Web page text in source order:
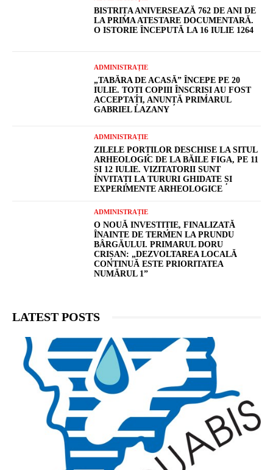
BISTRIȚA ANIVERSEAZĂ 762 DE ANI DE
LA PRIMA ATESTARE DOCUMENTARĂ.
O ISTORIE ÎNCEPUTĂ LA 16 IULIE 1264
ADMINISTRAȚIE
„TABĂRA DE ACASĂ” ÎNCEPE PE 20
IULIE. TOȚI COPIII ÎNSCRIȘI AU FOST
ACCEPTAȚI, ANUNȚĂ PRIMARUL
GABRIEL LAZANY
ADMINISTRAȚIE
ZILELE PORȚILOR DESCHISE LA SITUL
ARHEOLOGIC DE LA BĂILE FIGA, PE 11
ȘI 12 IULIE. VIZITATORII SUNT
INVITAȚI LA TURURI GHIDATE ȘI
EXPERIMENTE ARHEOLOGICE
ADMINISTRAȚIE
O NOUĂ INVESTIȚIE, FINALIZATĂ
ÎNAINTE DE TERMEN LA PRUNDU
BÂRGĂULUI. PRIMARUL DORU
CRIȘAN: „DEZVOLTAREA LOCALĂ
CONTINUĂ ESTE PRIORITATEA
NUMĂRUL 1”
LATEST POSTS